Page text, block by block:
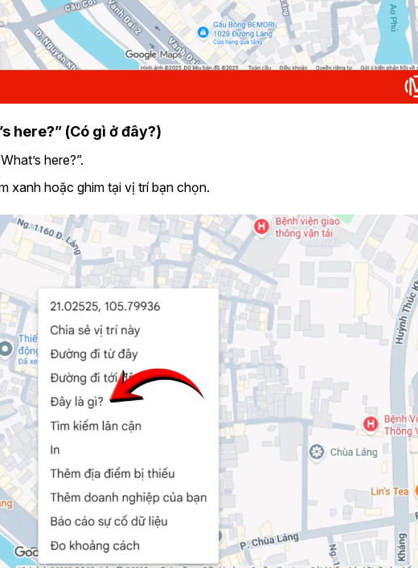
here?” (Có gì ở đây?)
here?”.
xanh hoặc ghim tại vị trí bạn chọn.